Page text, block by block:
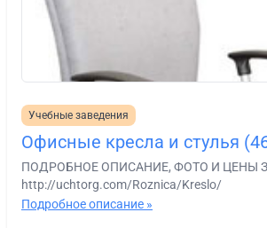
Учебные заведения
Офисные кресла и стулья
ПОДРОБНОЕ ОПИСАНИЕ, ФОТО И ЦЕНЫ
http://uchtorg.com/Roznica/Kreslo/
Подробное описание »